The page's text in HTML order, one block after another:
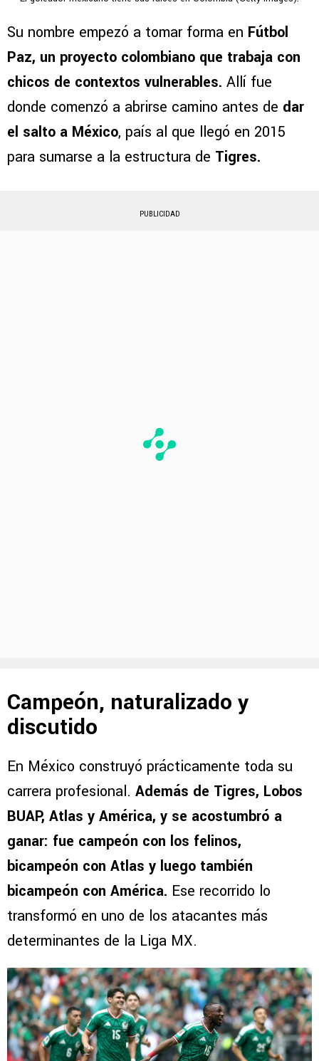
Su nombre empezó a tomar forma en Fútbol
Paz, un proyecto colombiano que trabaja con
chicos de contextos vulnerables. Allí fue
donde comenzó a abrirse camino antes de dar
el salto a México, país al que llegó en 2015
para sumarse a la estructura de Tigres.
PUBLICIDAD
Campeón, naturalizado y
discutido
En México construyó prácticamente toda su
carrera profesional. Además de Tigres, Lobos
BUAP, Atlas y América, y se acostumbró a
ganar: fue campeón con los felinos,
bicampeón con Atlas y luego también
bicampeón con América. Ese recorrido lo
transformó en uno de los atacantes más
determinantes de la Liga MX.